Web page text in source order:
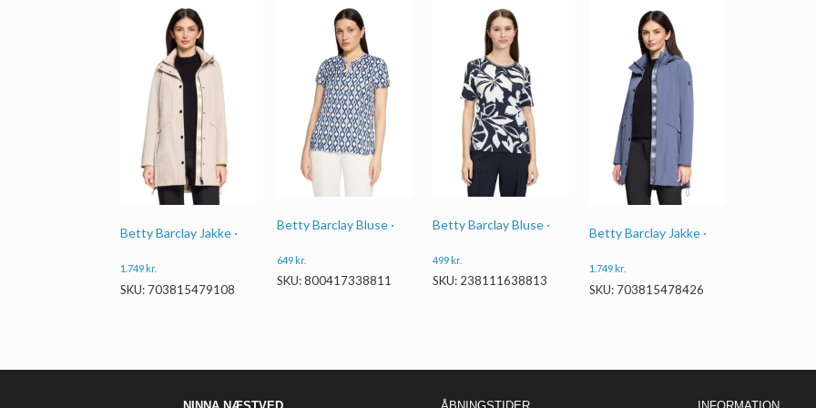
Betty Barclay Jakke ·
1.749kr.
SKU: 703815479108
Betty Barclay Bluse ·
649kr.
SKU: 800417338811
Betty Barclay Bluse ·
499kr.
SKU: 238111638813
Betty Barclay Jakke ·
1.749kr.
SKU: 703815478426